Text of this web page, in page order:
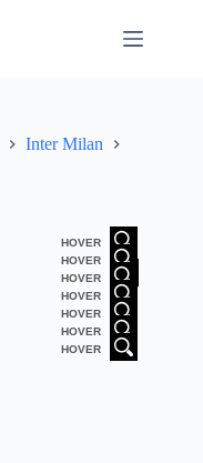
Inter Milan
HOVER
HOVER
HOVER
HOVER
HOVER
HOVER
HOVER